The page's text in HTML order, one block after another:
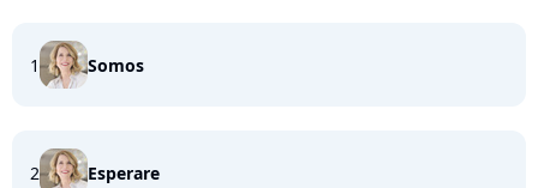
1 Somos
2 Esperare